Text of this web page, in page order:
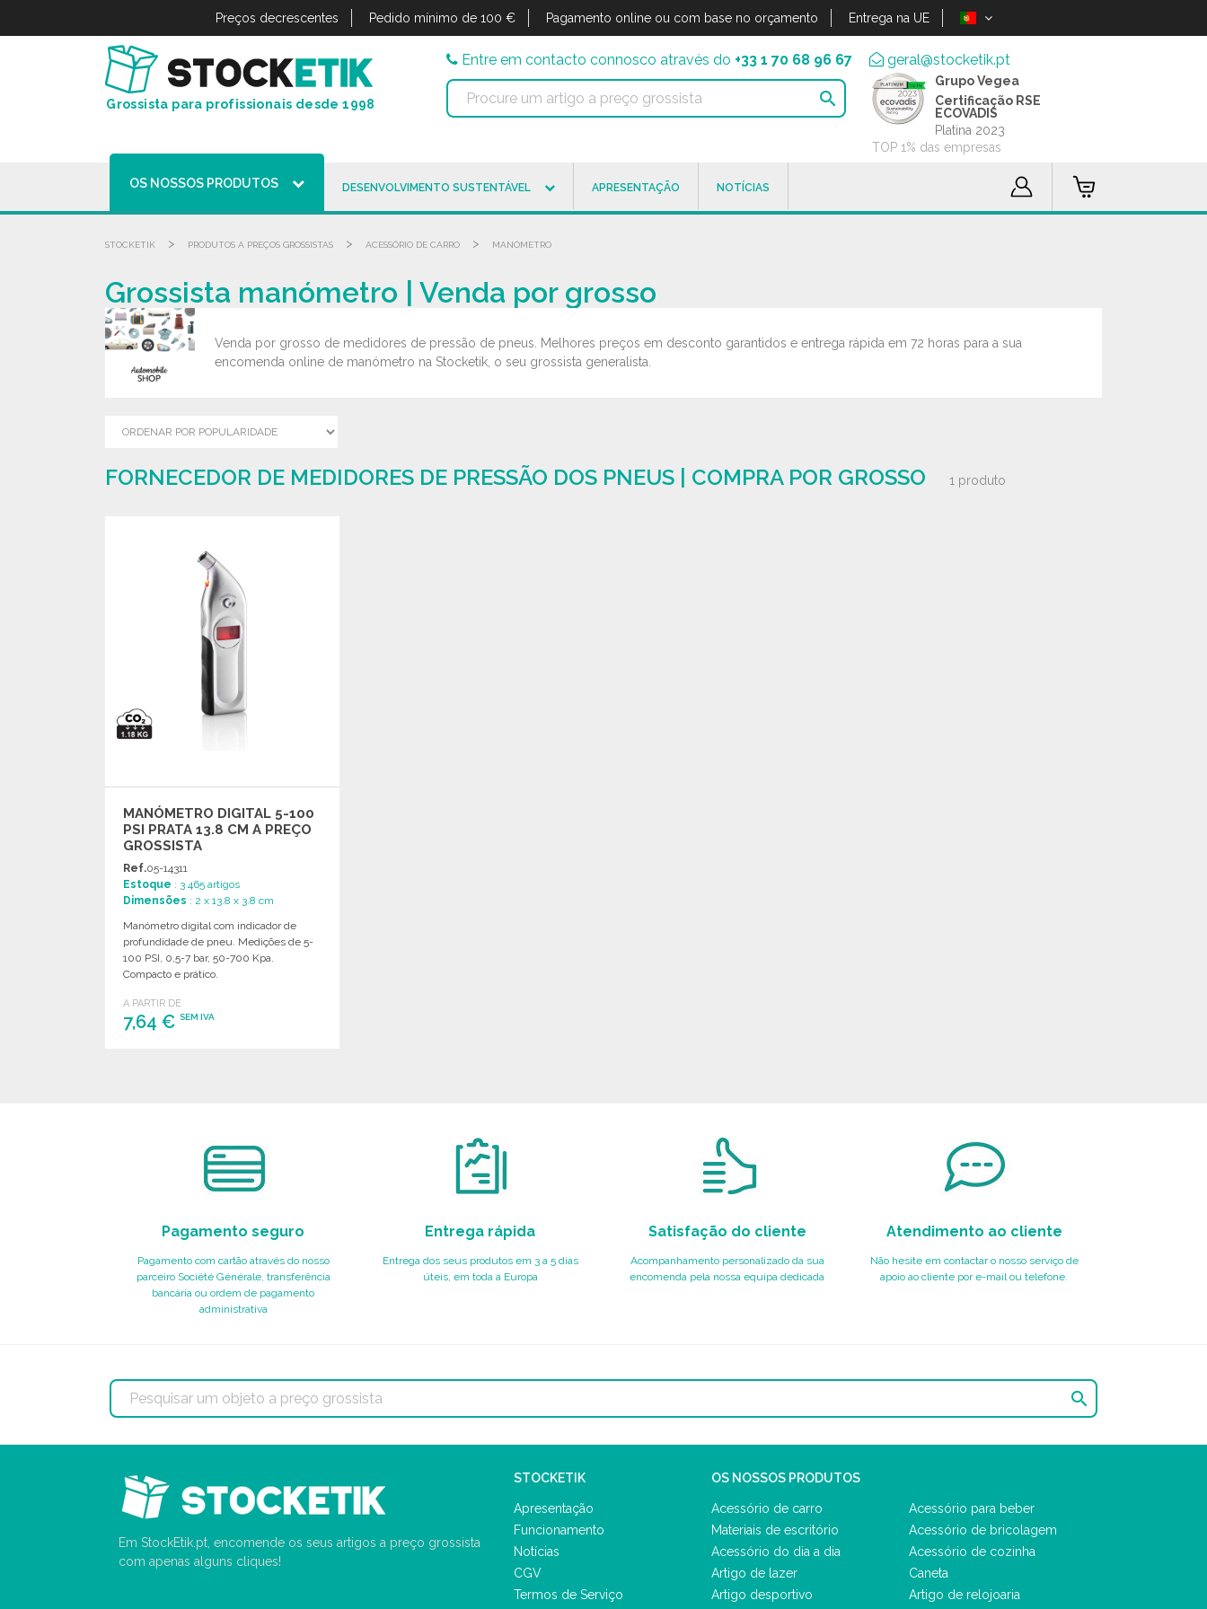
Preços decrescentes Pedido mínimo de 100 € Pagamento online ou com base no orçamento Entrega na UE
Grossista para profissionais desde 1998
Entre em contacto connosco através do +33 1 70 68 96 67 geral@stocketik.pt

Grupo Vegea
Certificação RSE
ECOVADIS
Platina 2023
TOP 1% das empresas
OS NOSSOS PRODUTOS DESENVOLVIMENTO SUSTENTÁVEL APRESENTAÇÃO NOTÍCIAS
STOCKETIK > PRODUTOS A PREÇOS GROSSISTAS > ACESSÓRIO DE CARRO > MANÓMETRO
Grossista manómetro | Venda por grosso
Venda por grosso de medidores de pressão de pneus. Melhores preços em desconto garantidos e entrega rápida em 72 horas para a sua
encomenda online de manómetro na Stocketik, o seu grossista generalista.
FORNECEDOR DE MEDIDORES DE PRESSÃO DOS PNEUS | COMPRA POR GROSSO 1 produto
MANÓMETRO DIGITAL 5-100
PSI PRATA 13.8 CM A PREÇO
GROSSISTA
Ref.05-14311
Estoque : 3 465 artigos
Dimensões : 2 x 13.8 x 3.8 cm
Manómetro digital com indicador de
profundidade de pneu. Medições de 5-
100 PSI, 0,5-7 bar, 50-700 Kpa.
Compacto e prático.
A PARTIR DE
7,64 € SEM IVA
Pagamento seguro
Pagamento com cartão através do nosso
parceiro Société Générale, transferência
bancária ou ordem de pagamento
administrativa
Entrega rápida
Entrega dos seus produtos em 3 a 5 dias
úteis, em toda a Europa
Satisfação do cliente
Acompanhamento personalizado da sua
encomenda pela nossa equipa dedicada
Atendimento ao cliente
Não hesite em contactar o nosso serviço de
apoio ao cliente por e-mail ou telefone.

Em StockEtik.pt, encomende os seus artigos a preço grossista
com apenas alguns cliques!
STOCKETIK
Apresentação
Funcionamento
Notícias
CGV
Termos de Serviço
OS NOSSOS PRODUTOS
Acessório de carro
Materiais de escritório
Acessório do dia a dia
Artigo de lazer
Artigo desportivo
Acessório para beber
Acessório de bricolagem
Acessório de cozinha
Caneta
Artigo de relojoaria